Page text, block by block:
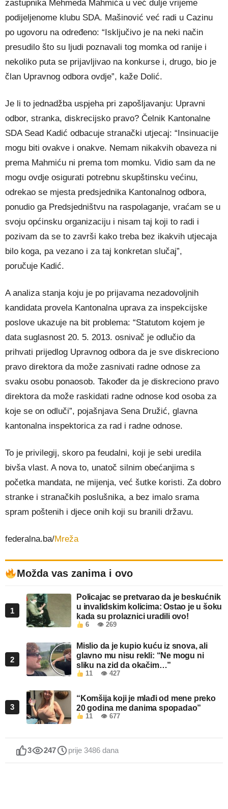
zastupnika Mehmeda Mahmića u već dulje vrijeme
podijeljenome klubu SDA. Mašinović već radi u Cazinu
po ugovoru na određeno: “Isključivo je na neki način
presudilo što su ljudi poznavali tog momka od ranije i
nekoliko puta se prijavljivao na konkurse i, drugo, bio je
član Upravnog odbora ovdje”, kaže Dolić.
Je li to jednadžba uspjeha pri zapošljavanju: Upravni
odbor, stranka, diskrecijsko pravo? Čelnik Kantonalne
SDA Sead Kadić odbacuje stranački utjecaj: “Insinuacije
mogu biti ovakve i onakve. Nemam nikakvih obaveza ni
prema Mahmiću ni prema tom momku. Vidio sam da ne
mogu ovdje osigurati potrebnu skupštinsku većinu,
odrekao se mjesta predsjednika Kantonalnog odbora,
ponudio ga Predsjedništvu na raspolaganje, vraćam se u
svoju općinsku organizaciju i nisam taj koji to radi i
pozivam da se to završi kako treba bez ikakvih utjecaja
bilo koga, pa vezano i za taj konkretan slučaj”,
poručuje Kadić.
A analiza stanja koju je po prijavama nezadovoljnih
kandidata provela Kantonalna uprava za inspekcijske
poslove ukazuje na bit problema: “Statutom kojem je
data suglasnost 20. 5. 2013. osnivač je odlučio da
prihvati prijedlog Upravnog odbora da je sve diskreciono
pravo direktora da može zasnivati radne odnose za
svaku osobu ponaosob. Također da je diskreciono pravo
direktora da može raskidati radne odnose kod osoba za
koje se on odluči”, pojašnjava Sena Družić, glavna
kantonalna inspektorica za rad i radne odnose.
To je privilegij, skoro pa feudalni, koji je sebi uredila
bivša vlast. A nova to, unatoč silnim obećanjima s
početka mandata, ne mijenja, već šutke koristi. Za dobro
stranke i stranačkih poslušnika, a bez imalo srama
spram poštenih i djece onih koji su branili državu.
federalna.ba/Mreža
Možda vas zanima i ovo
1
Policajac se pretvarao da je beskućnik
u invalidskim kolicima: Ostao je u šoku
kada su prolaznici uradili ovo!
6 👁 269
2
Mislio da je kupio kuću iz snova, ali
glavno mu nisu rekli: “Ne mogu ni
sliku na zid da okačim…”
11 👁 427
3
“Komšija koji je mlađi od mene preko
20 godina me danima spopadao”
11 👁 677
3 247 prije 3486 dana